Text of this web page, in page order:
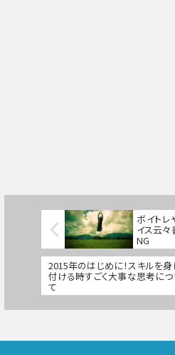
ボイト
イス云
NG
2015年のはじめに！スキルを身
付ける時すごく大事な思考に
て